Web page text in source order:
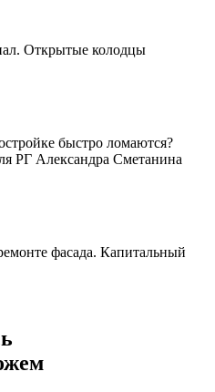
Открытые колодцы
быстро ломаются?
РГ Александра Сметанина
фасада. Капитальный